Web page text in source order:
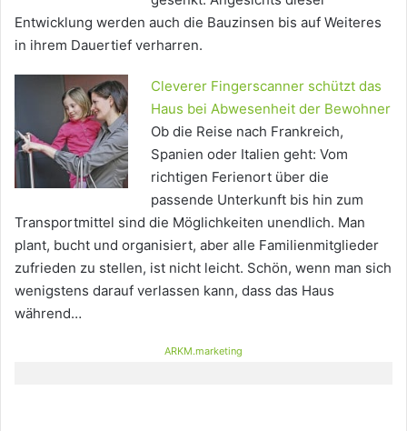
Entwicklung werden auch die Bauzinsen bis auf Weiteres
in ihrem Dauertief verharren.
Cleverer Fingerscanner schützt das
Haus bei Abwesenheit der Bewohner
Ob die Reise nach Frankreich,
Spanien oder Italien geht: Vom
richtigen Ferienort über die
passende Unterkunft bis hin zum
Transportmittel sind die Möglichkeiten unendlich. Man
plant, bucht und organisiert, aber alle Familienmitglieder
zufrieden zu stellen, ist nicht leicht. Schön, wenn man sich
wenigstens darauf verlassen kann, dass das Haus
während…
ARKM.marketing